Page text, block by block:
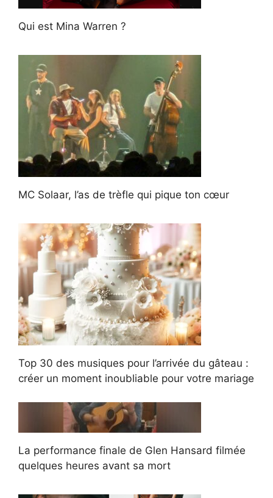
Qui est Mina Warren ?
MC Solaar, l’as de trèfle qui pique ton cœur
Top 30 des musiques pour l’arrivée du gâteau :
créer un moment inoubliable pour votre mariage
La performance finale de Glen Hansard filmée
quelques heures avant sa mort